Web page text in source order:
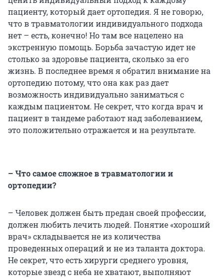
пациенту, который дает ортопедия. Я не говорю,
что в травматологии индивидуального подхода
нет – есть, конечно! Но там все нацелено на
экстренную помощь. Борьба зачастую идет не
столько за здоровье пациента, сколько за его
жизнь. В последнее время я обратил внимание на
ортопедию потому, что она как раз дает
возможность индивидуально заниматься с
каждым пациентом. Не секрет, что когда врач и
пациент в тандеме работают над заболеванием,
это положительно отражается и на результате.
– Что самое сложное в травматологии и
ортопедии?
– Человек должен быть предан своей профессии,
должен любить лечить людей. Понятие «хороший
врач» складывается не из количества
проведенных операций и не из таланта доктора.
Не секрет, что есть хирурги среднего уровня,
которые звезд с неба не хватают, выполняют